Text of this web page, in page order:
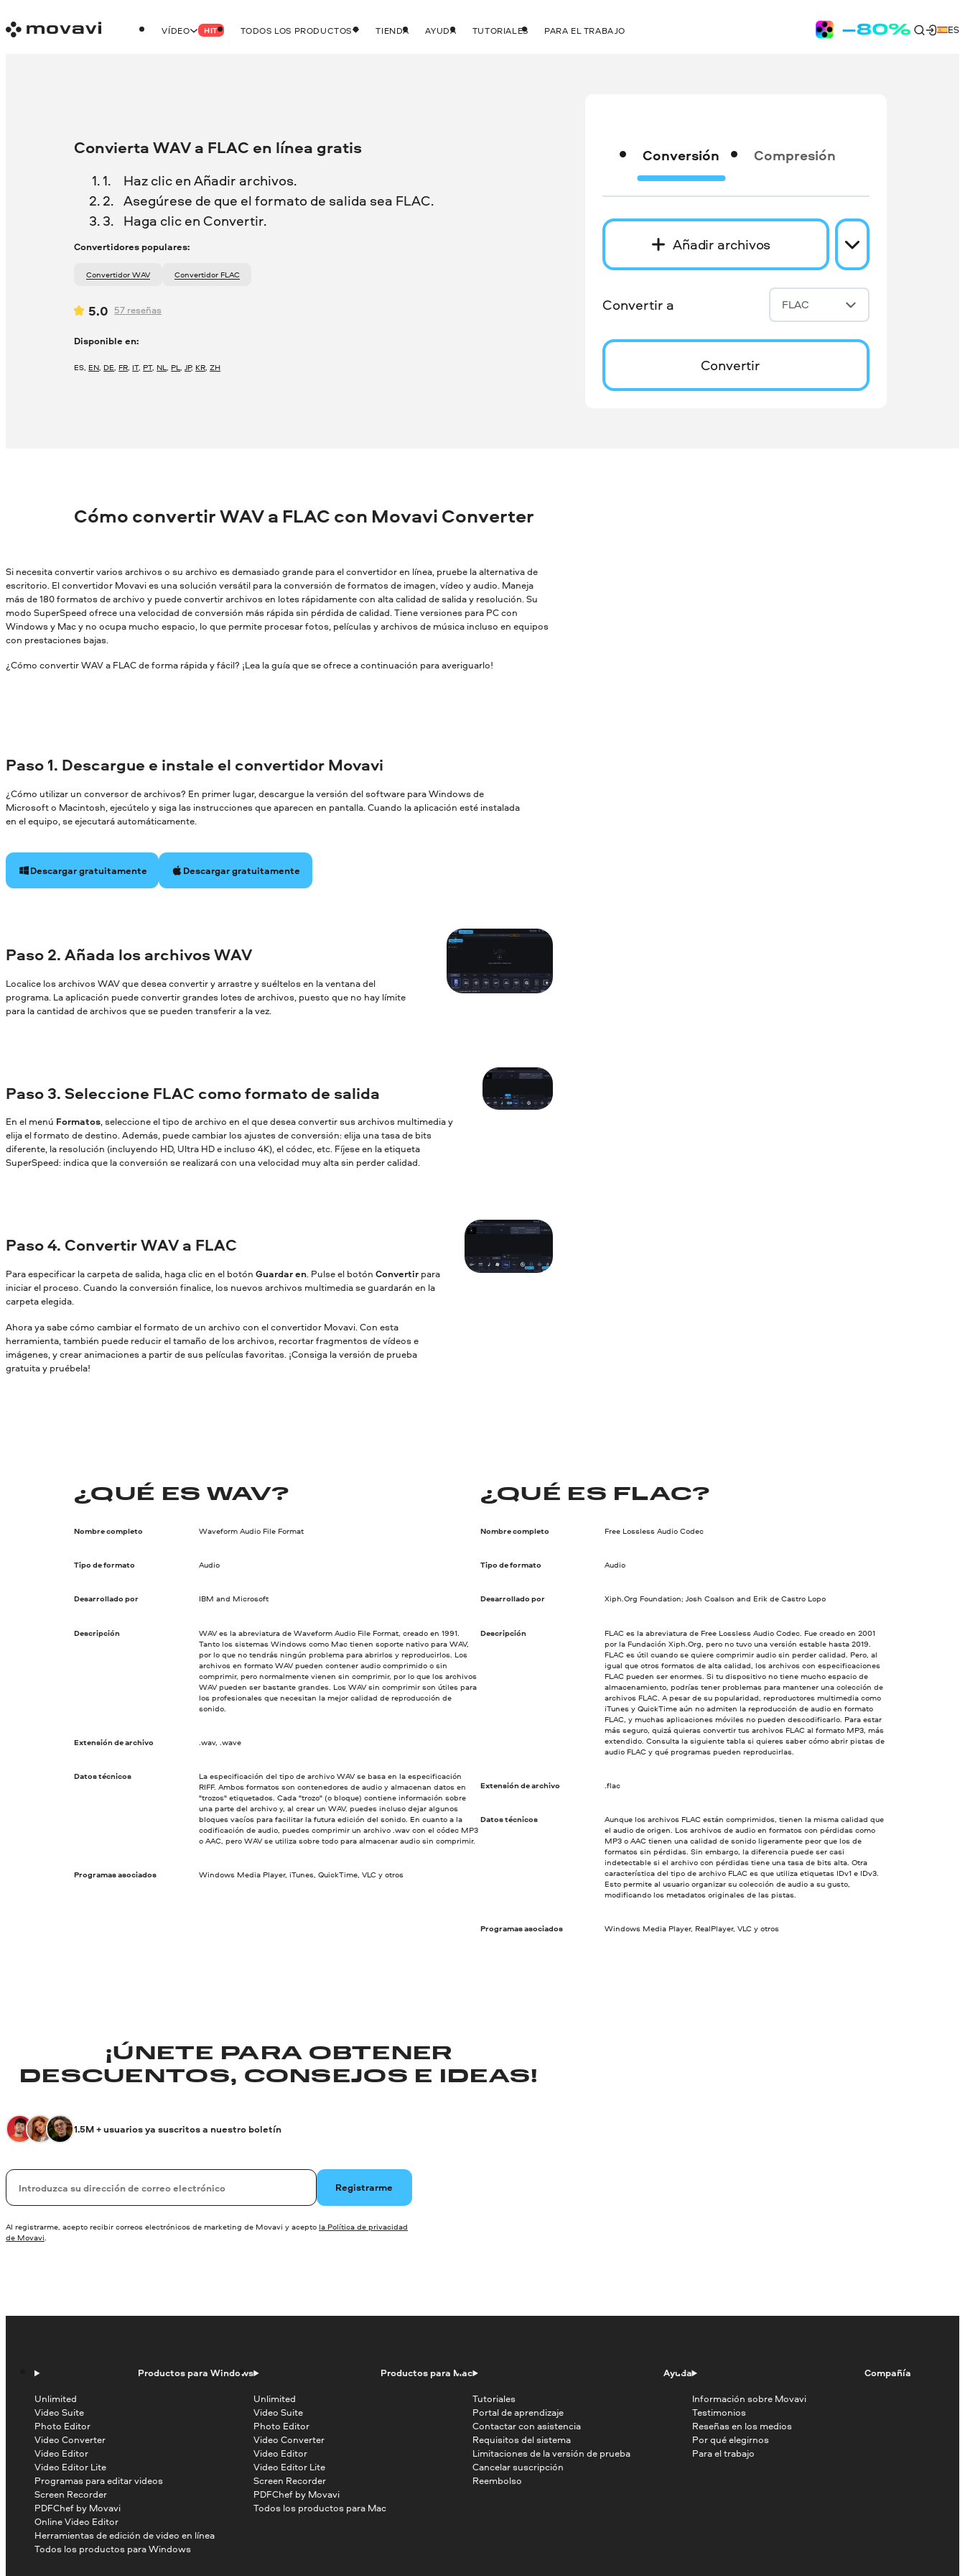
VÍDEO HIT TODOS LOS PRODUCTOS TIENDA AYUDA TUTORIALES PARA EL TRABAJO ES
Convierta WAV a FLAC en línea gratis
Haz clic en Añadir archivos.
Asegúrese de que el formato de salida sea FLAC.
Haga clic en Convertir.
Convertidores populares:
Convertidor WAV Convertidor FLAC
5.0 57 reseñas
Disponible en:
ES, EN, DE, FR, IT, PT, NL, PL,JP, KR,ZH
Conversión Compresión
Añadir archivos
Convertir a FLAC
Convertir
Cómo convertir WAV a FLAC con Movavi Converter
Si necesita convertir varios archivos o su archivo es demasiado grande para el convertidor en línea, pruebe la alternativa de
escritorio. El convertidor Movavi es una solución versátil para la conversión de formatos de imagen, vídeo y audio. Maneja
más de 180 formatos de archivo y puede convertir archivos en lotes rápidamente con alta calidad de salida y resolución. Su
modo SuperSpeed ofrece una velocidad de conversión más rápida sin pérdida de calidad. Tiene versiones para PC con
Windows y Mac y no ocupa mucho espacio, lo que permite procesar fotos, películas y archivos de música incluso en equipos
con prestaciones bajas.
¿Cómo convertir WAV a FLAC de forma rápida y fácil? ¡Lea la guía que se ofrece a continuación para averiguarlo!
Paso 1. Descargue e instale el convertidor Movavi
¿Cómo utilizar un conversor de archivos? En primer lugar, descargue la versión del software para Windows de
Microsoft o Macintosh, ejecútelo y siga las instrucciones que aparecen en pantalla. Cuando la aplicación esté instalada
en el equipo, se ejecutará automáticamente.
Descargar gratuitamente Descargar gratuitamente
Paso 2. Añada los archivos WAV
Localice los archivos WAV que desea convertir y arrastre y suéltelos en la ventana del
programa. La aplicación puede convertir grandes lotes de archivos, puesto que no hay límite
para la cantidad de archivos que se pueden transferir a la vez.
Paso 3. Seleccione FLAC como formato de salida
En el menú Formatos, seleccione el tipo de archivo en el que desea convertir sus archivos multimedia y
elija el formato de destino. Además, puede cambiar los ajustes de conversión: elija una tasa de bits
diferente, la resolución (incluyendo HD, Ultra HD e incluso 4K), el códec, etc. Fíjese en la etiqueta
SuperSpeed: indica que la conversión se realizará con una velocidad muy alta sin perder calidad.
Paso 4. Convertir WAV a FLAC
Para especificar la carpeta de salida, haga clic en el botón Guardar en. Pulse el botón Convertir para
iniciar el proceso. Cuando la conversión finalice, los nuevos archivos multimedia se guardarán en la
carpeta elegida.
Ahora ya sabe cómo cambiar el formato de un archivo con el convertidor Movavi. Con esta
herramienta, también puede reducir el tamaño de los archivos, recortar fragmentos de vídeos e
imágenes, y crear animaciones a partir de sus películas favoritas. ¡Consiga la versión de prueba
gratuita y pruébela!
¿QUÉ ES WAV?
Nombre completo Waveform Audio File Format
Tipo de formato Audio
Desarrollado por IBM and Microsoft
Descripción
WAV es la abreviatura de Waveform Audio File Format, creado en 1991.
Tanto los sistemas Windows como Mac tienen soporte nativo para WAV,
por lo que no tendrás ningún problema para abrirlos y reproducirlos. Los
archivos en formato WAV pueden contener audio comprimido o sin
comprimir, pero normalmente vienen sin comprimir, por lo que los archivos
WAV pueden ser bastante grandes. Los WAV sin comprimir son útiles para
los profesionales que necesitan la mejor calidad de reproducción de
sonido.
Extensión de archivo .wav, .wave
Datos técnicos
La especificación del tipo de archivo WAV se basa en la especificación
RIFF. Ambos formatos son contenedores de audio y almacenan datos en
"trozos" etiquetados. Cada "trozo" (o bloque) contiene información sobre
una parte del archivo y, al crear un WAV, puedes incluso dejar algunos
bloques vacíos para facilitar la futura edición del sonido. En cuanto a la
codificación de audio, puedes comprimir un archivo .wav con el códec MP3
o AAC, pero WAV se utiliza sobre todo para almacenar audio sin comprimir.
Programas asociados Windows Media Player, iTunes, QuickTime, VLC y otros
¿QUÉ ES FLAC?
Nombre completo Free Lossless Audio Codec
Tipo de formato Audio
Desarrollado por Xiph.Org Foundation; Josh Coalson and Erik de Castro Lopo
Descripción
FLAC es la abreviatura de Free Lossless Audio Codec. Fue creado en 2001
por la Fundación Xiph.Org, pero no tuvo una versión estable hasta 2019.
FLAC es útil cuando se quiere comprimir audio sin perder calidad. Pero, al
igual que otros formatos de alta calidad, los archivos con especificaciones
FLAC pueden ser enormes. Si tu dispositivo no tiene mucho espacio de
almacenamiento, podrías tener problemas para mantener una colección de
archivos FLAC. A pesar de su popularidad, reproductores multimedia como
iTunes y QuickTime aún no admiten la reproducción de audio en formato
FLAC, y muchas aplicaciones móviles no pueden descodificarlo. Para estar
más seguro, quizá quieras convertir tus archivos FLAC al formato MP3, más
extendido. Consulta la siguiente tabla si quieres saber cómo abrir pistas de
audio FLAC y qué programas pueden reproducirlas.
Extensión de archivo .flac
Datos técnicos
Aunque los archivos FLAC están comprimidos, tienen la misma calidad que
el audio de origen. Los archivos de audio en formatos con pérdidas como
MP3 o AAC tienen una calidad de sonido ligeramente peor que los de
formatos sin pérdidas. Sin embargo, la diferencia puede ser casi
indetectable si el archivo con pérdidas tiene una tasa de bits alta. Otra
característica del tipo de archivo FLAC es que utiliza etiquetas IDv1 e IDv3.
Esto permite al usuario organizar su colección de audio a su gusto,
modificando los metadatos originales de las pistas.
Programas asociados Windows Media Player, RealPlayer, VLC y otros
¡ÚNETE PARA OBTENER
DESCUENTOS, CONSEJOS E IDEAS!
1.5M + usuarios ya suscritos a nuestro boletín
Su correo electrónico Registrarme
Al registrarme, acepto recibir correos electrónicos de marketing de Movavi y acepto la Política de privacidad
de Movavi.
Productos para Windows
Unlimited
Video Suite
Photo Editor
Video Converter
Video Editor
Video Editor Lite
Programas para editar videos
Screen Recorder
PDFChef by Movavi
Online Video Editor
Herramientas de edición de video en línea
Todos los productos para Windows
Productos para Mac
Unlimited
Video Suite
Photo Editor
Video Converter
Video Editor
Video Editor Lite
Screen Recorder
PDFChef by Movavi
Todos los productos para Mac
Ayuda
Tutoriales
Portal de aprendizaje
Contactar con asistencia
Requisitos del sistema
Limitaciones de la versión de prueba
Cancelar suscripción
Reembolso
Compañía
Información sobre Movavi
Testimonios
Reseñas en los medios
Por qué elegirnos
Para el trabajo